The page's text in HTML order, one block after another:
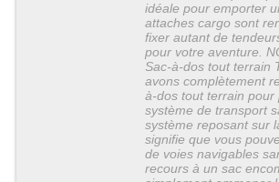
idéale pour emporter
attaches cargo sont
fixer autant de
pour votre aventure.
Sac-à-dos tout terrain
avons complètement
à-dos tout terrain pour
système de transport
système reposant sur
signifie que vous
de voies navigables
recours à un sac